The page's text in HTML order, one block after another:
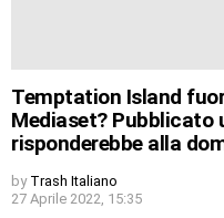
Temptation Island
Mediaset? Pubblicato
risponderebbe alla
by Trash Italiano
27 Aprile 2022, 15:35